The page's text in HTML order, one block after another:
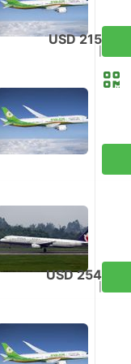
USD 215
USD 254